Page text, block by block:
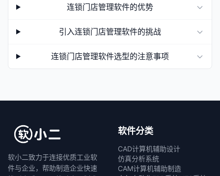
连锁门店管理软件的优势
引入连锁门店管理软件的挑战
连锁门店管理软件选型的注意事项
软小二致力于连接优质工业软
件与企业，帮助制造企业快速
软件分类
CAD计算机辅助设计
仿真分析系统
CAM计算机辅助制造